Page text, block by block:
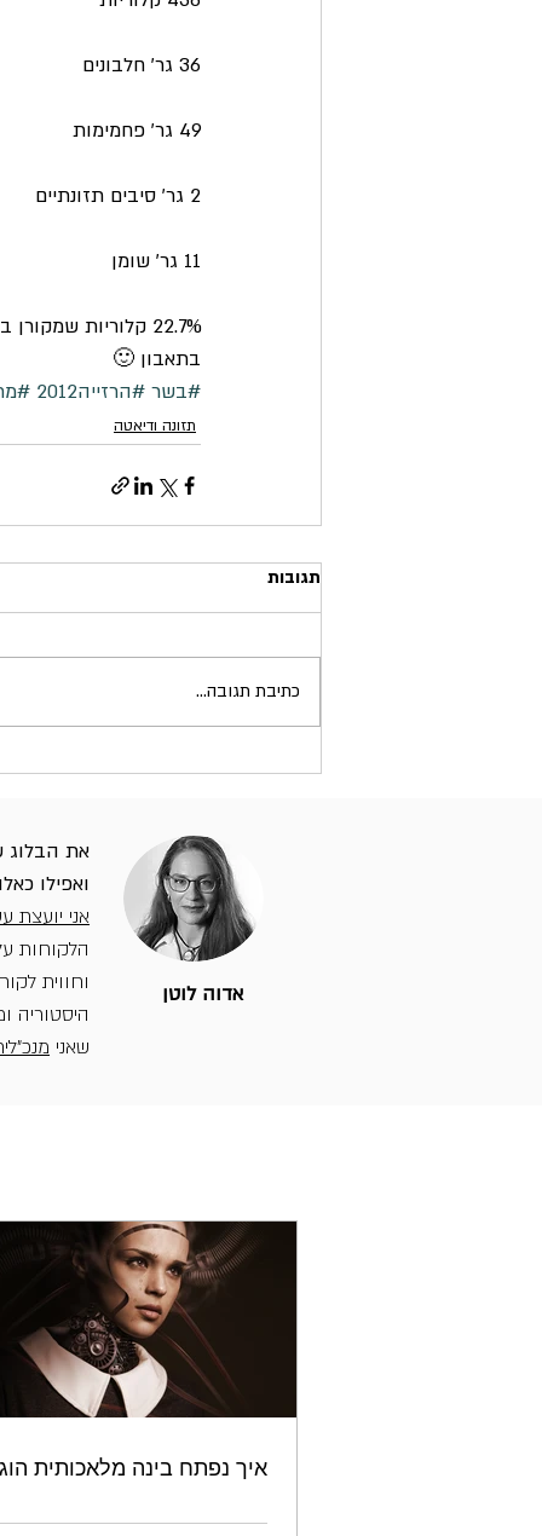
36 גר’ חלבונים
49 גר’ פחמימות
2 גר’ סיבים תזונתיים
11 גר’ שומן
22.7% קלוריות שמקורן בשומן
בתאבון 🙂
#בשר #הרזייה2012
תזונה ודיאטה
תגובות
כתיבת תגובה...
את הבלוג
ואפילו
אני יועצת
הלקוחות
וחווית
היסטוריה
שאני
אדוה לוטן
איך נפתח בינה מלאכותית